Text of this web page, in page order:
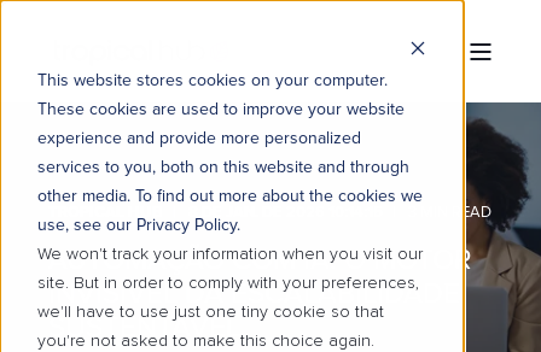
This website stores cookies on your computer.
These cookies are used to improve your website
experience and provide more personalized
services to you, both on this website and through
other media. To find out more about the cookies we
use, see our Privacy Policy.
We won't track your information when you visit our
site. But in order to comply with your preferences,
we'll have to use just one tiny cookie so that
you're not asked to make this choice again.
3 MIN READ
AUTOMAÇÃO COM IA: O MOTOR
INVISÍVEL DA ESCALABILIDADE
SUSTENTÁVEL